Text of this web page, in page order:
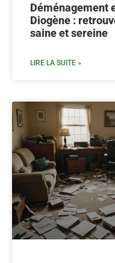
Déménagement
Diogène :
saine et sereine
LIRE LA SUITE »